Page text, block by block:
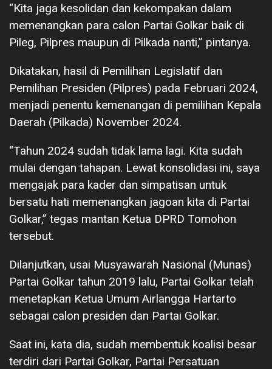
“Kita jaga kesolidan dan kekompakan dalam
memenangkan para calon Partai Golkar baik di
Pileg, Pilpres maupun di Pilkada nanti,” pintanya.
Dikatakan, hasil di Pemilihan Legislatif dan
Pemilihan Presiden (Pilpres) pada Februari 2024,
menjadi penentu kemenangan di pemilihan Kepala
Daerah (Pilkada) November 2024.
“Tahun 2024 sudah tidak lama lagi. Kita sudah
mulai dengan tahapan. Lewat konsolidasi ini, saya
mengajak para kader dan simpatisan untuk
bersatu hati memenangkan jagoan kita di Partai
Golkar,” tegas mantan Ketua DPRD Tomohon
tersebut.
Dilanjutkan, usai Musyawarah Nasional (Munas)
Partai Golkar tahun 2019 lalu, Partai Golkar telah
menetapkan Ketua Umum Airlangga Hartarto
sebagai calon presiden dan Partai Golkar.
Saat ini, kata dia, sudah membentuk koalisi besar
terdiri dari Partai Golkar, Partai Persatuan